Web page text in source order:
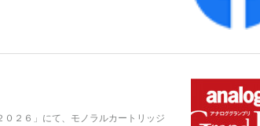
２６」にて、モノラルカートリッジ